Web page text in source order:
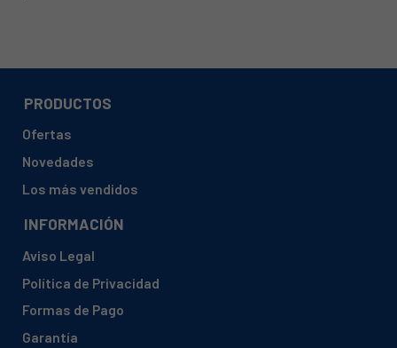
PRODUCTOS
Ofertas
Novedades
Los más vendidos
INFORMACIÓN
Aviso Legal
Política de Privacidad
Formas de Pago
Garantía